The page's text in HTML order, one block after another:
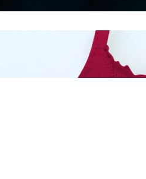
Mengintip Kepribadian
Wanita Dari Warna Bra